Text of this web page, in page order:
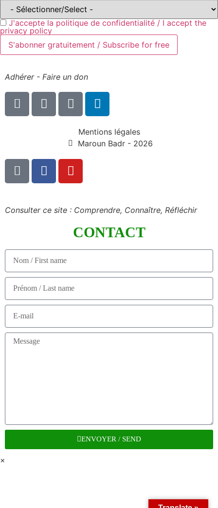
J'accepte la politique de confidentialité / I accept the
privacy policy
Adhérer - Faire un don
Mentions légales
Maroun Badr - 2026
Consulter ce site : Comprendre, Connaître, Réfléchir
CONTACT
ENVOYER / SEND
×